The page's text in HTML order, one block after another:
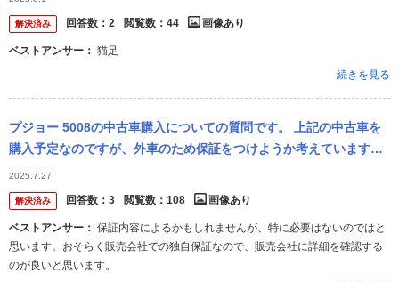
解決済み 回答数： 2 閲覧数： 44 画像あり
ベストアンサー： 猫足
続きを見る
プジョー 5008の中古車購入についての質問です。 上記の中古車を
購入予定なのですが、外車のため保証をつけようか考えています。
ディーラーでの見積もりは1年で約20万円、2年で約27万円、3年で
約...
2025.7.27
解決済み 回答数： 3 閲覧数： 108 画像あり
ベストアンサー：
思います。おそらく販売会社での独自保証なので、販売会社に詳細を確認する
のが良いと思います。